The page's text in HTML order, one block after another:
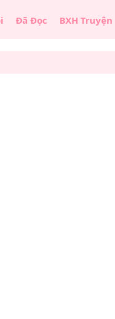
Đã Đọc BXH Truyện